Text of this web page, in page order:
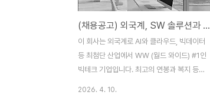
일즈 컨설턴트, 고객지원 기술지원 엔지니어
채용에 대해 소개하는 글
www.behuni.com
(채용공고) 외국계, SW 솔루션과 서비스 분야 #1 기업 - 영업, 컨설팅, 팀장 등 다양한 포지션 채용 중
이 회사는 외국계로 AI와 클라우드, 빅데이터
등 최첨단 산업에서 WW (월드 와이드) #1인
빅테크 기업입니다. 최고의 연봉과 복지 등
2026. 4. 10.